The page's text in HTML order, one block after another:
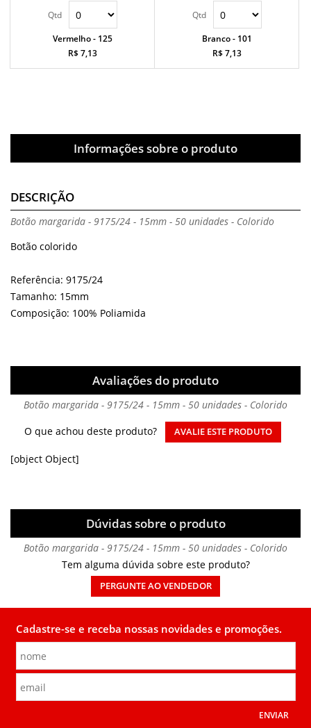
Vermelho - 125
R$ 7,13
Branco - 101
R$ 7,13
Informações sobre o produto
DESCRIÇÃO
Botão margarida - 9175/24 - 15mm - 50 unidades - Colorido
Botão colorido
Referência: 9175/24
Tamanho: 15mm
Composição: 100% Poliamida
Avaliações do produto
Botão margarida - 9175/24 - 15mm - 50 unidades - Colorido
O que achou deste produto?
AVALIE ESTE PRODUTO
[object Object]
Dúvidas sobre o produto
Botão margarida - 9175/24 - 15mm - 50 unidades - Colorido
Tem alguma dúvida sobre este produto?
PERGUNTE AO VENDEDOR
Cadastre-se e receba nossas novidades e promoções.
ENVIAR